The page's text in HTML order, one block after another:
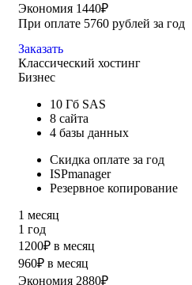
Экономия 1440₽
При оплате 5760 рублей за год
Заказать
Классический хостинг
Бизнес
10 Гб SAS
8 сайта
4 базы данных
Скидка оплате за год
ISPmanager
Резервное копирование
1 месяц
1 год
1200₽ в месяц
960₽ в месяц
Экономия 2880₽